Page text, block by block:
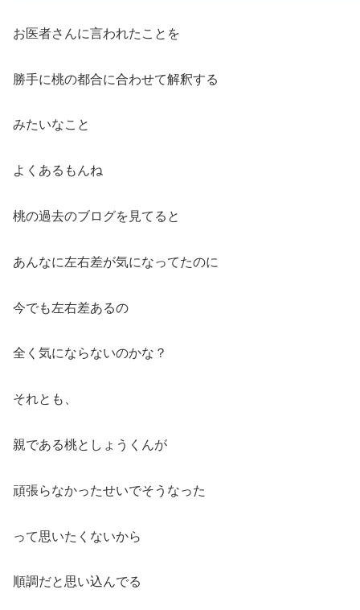
お医者さんに言われたことを
勝手に桃の都合に合わせて解釈する
みたいなこと
よくあるもんね
桃の過去のブログを見てると
あんなに左右差が気になってたのに
今でも左右差あるの
全く気にならないのかな？
それとも、
親である桃としょうくんが
頑張らなかったせいでそうなった
って思いたくないから
順調だと思い込んでる